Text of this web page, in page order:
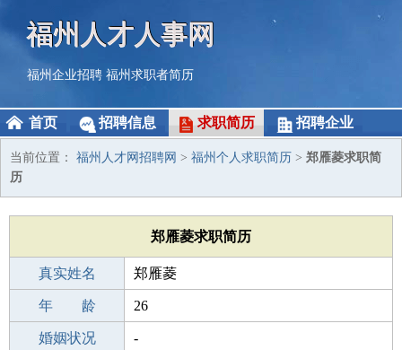
福州人才人事网
福州企业招聘 福州求职者简历
首页 招聘信息 求职简历 招聘企业
当前位置： 福州人才网招聘网 > 福州个人求职简历 > 郑雁菱求职简
历
郑雁菱求职简历
真实姓名 郑雁菱
性 别 女
年 龄 26
出生年月 2000-04-18
婚姻状况 -